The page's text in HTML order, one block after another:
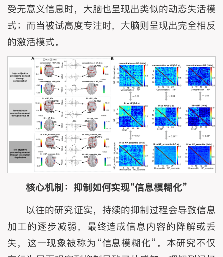
受无意义信息时，大脑也呈现出类似的动态失活模
式；而当被试高度专注时，大脑则呈现出完全相反
的激活模式。
核心机制：抑制如何实现“信息模糊化”
以往的研究证实，持续的抑制过程会导致信息
加工的逐步减弱，最终造成信息内容的降解或丢
失，这一现象被称为“信息模糊化”。本研究不仅